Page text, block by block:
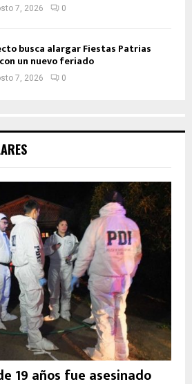
7, 2026 0
busca alargar Fiestas Patrias
un nuevo feriado
7, 2026 0
19 años fue asesinado